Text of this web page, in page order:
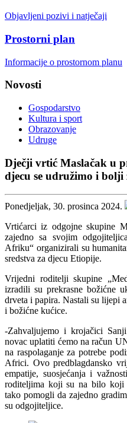
Objavljeni pozivi i natječaji
Prostorni plan
Informacije o prostornom planu
Novosti
Gospodarstvo
Kultura i sport
Obrazovanje
Udruge
Dječji vrtić Maslačak u
djecu se udružimo i
Ponedjeljak, 30. prosinca 2024.
Vrtićarci iz odgojne skupine
zajedno sa svojim
Afriku“ organizirali su
sredstva za djecu Etiopije.
Vrijedni roditelji skupine
izradili su prekrasne božićne
drveta i papira. Nastali su lijepi
i božićne kućice.
-Zahvaljujemo i krojačici
novac uplatiti ćemo na račun
na raspolaganje za potrebe
Africi. Ovo predblagdansko
empatije, suosjećanja i
roditeljima koji su na bilo koji
tako pomogli da zajedno
su odgojiteljice.